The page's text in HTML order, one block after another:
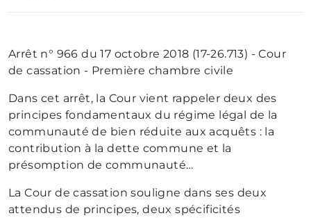
Arrêt n° 966 du 17 octobre 2018 (17-26.713) - Cour
de cassation - Première chambre civile
Dans cet arrêt, la Cour vient rappeler deux des
principes fondamentaux du régime légal de la
communauté de bien réduite aux acquêts : la
contribution à la dette commune et la
présomption de communauté…
La Cour de cassation souligne dans ses deux
attendus de principes, deux spécificités